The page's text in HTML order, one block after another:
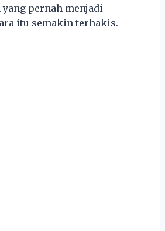
pernah menjadi
itu semakin terhakis.